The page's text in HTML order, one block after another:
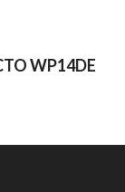
WP14DE